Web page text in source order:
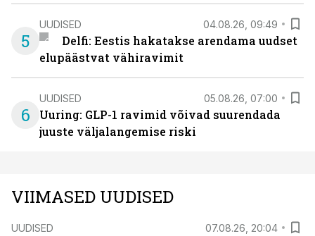
5
UUDISED 04.08.26, 09:49
Delfi: Eestis hakatakse arendama uudset
elupäästvat vähiravimit
6
UUDISED 05.08.26, 07:00
Uuring: GLP-1 ravimid võivad suurendada
juuste väljalangemise riski
VIIMASED UUDISED
UUDISED 07.08.26, 20:04